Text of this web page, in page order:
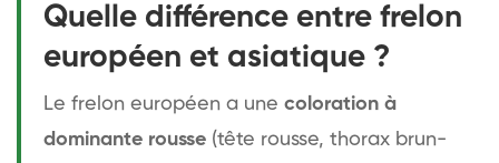
Quelle différence entre frelon
européen et asiatique ?
Le frelon européen a une coloration à
dominante rousse (tête rousse, thorax brun-